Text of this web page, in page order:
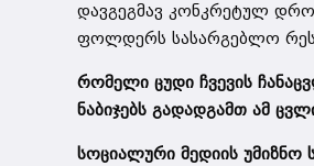
დავგეგმავ კონკრეტულ
ფოლდერს სასარგებლო
რომელი ცუდი ჩვევის
ნაბიჯებს გადადგამთ ამ
სოციალური მედიის უმიზნო